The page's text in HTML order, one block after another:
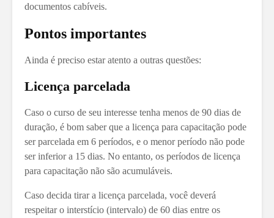
documentos cabíveis.
Pontos importantes
Ainda é preciso estar atento a outras questões:
Licença parcelada
Caso o curso de seu interesse tenha menos de 90 dias de
duração, é bom saber que a licença para capacitação pode
ser parcelada em 6 períodos, e o menor período não pode
ser inferior a 15 dias. No entanto, os períodos de licença
para capacitação não são acumuláveis.
Caso decida tirar a licença parcelada, você deverá
respeitar o interstício (intervalo) de 60 dias entre os